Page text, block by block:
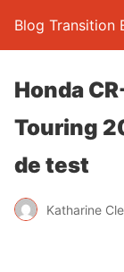
Blog Transition
Honda
Touring
de test
Katharine